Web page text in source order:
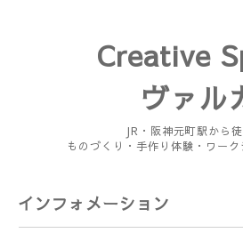
Creative
ヴァル
JR・阪神元町駅から
ものづくり・手作り体験・ワー
インフォメーション